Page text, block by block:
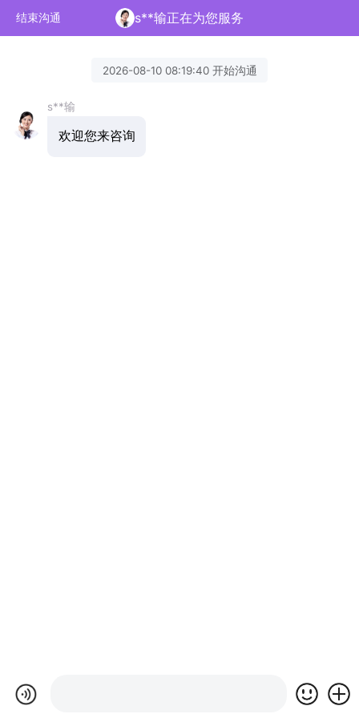
结束沟通 s**输正在为您服务
2026-08-10 08:19:40 开始沟通
s**输
欢迎您来咨询